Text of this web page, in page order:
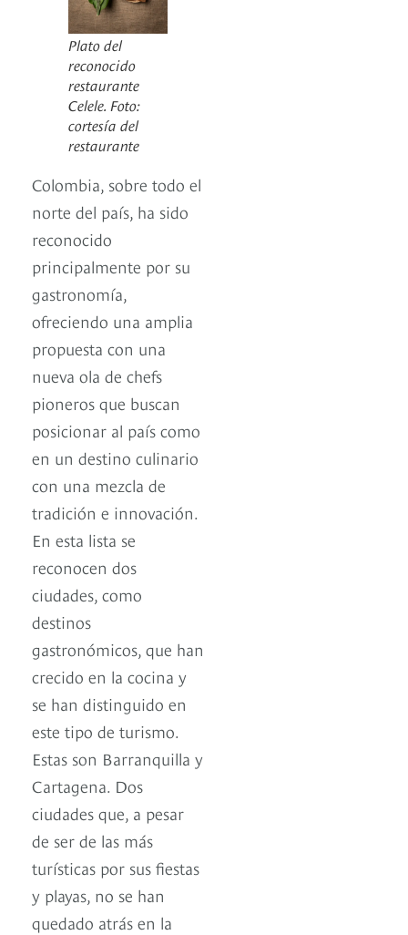
Plato del
reconocido
restaurante
Celele. Foto:
cortesía del
restaurante
Colombia, sobre todo el
norte del país, ha sido
reconocido
principalmente por su
gastronomía,
ofreciendo una amplia
propuesta con una
nueva ola de chefs
pioneros que buscan
posicionar al país como
en un destino culinario
con una mezcla de
tradición e innovación.
En esta lista se
reconocen dos
ciudades, como
destinos
gastronómicos, que han
crecido en la cocina y
se han distinguido en
este tipo de turismo.
Estas son Barranquilla y
Cartagena. Dos
ciudades que, a pesar
de ser de las más
turísticas por sus fiestas
y playas, no se han
quedado atrás en la